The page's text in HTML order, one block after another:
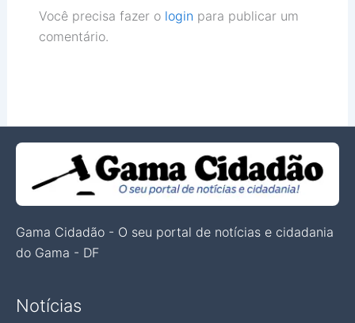
Você precisa fazer o login para publicar um
comentário.
Gama Cidadão - O seu portal de notícias e cidadania
do Gama - DF
Notícias